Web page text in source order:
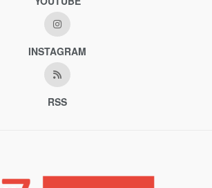
INSTAGRAM
RSS